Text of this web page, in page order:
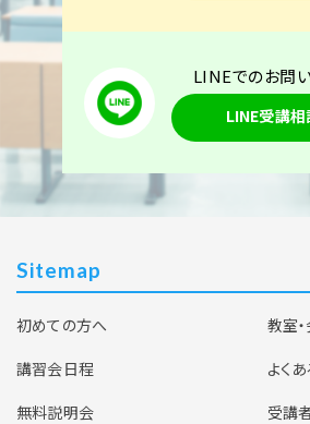
LINEでのお問
LINE受講相
Sitemap
初めての方へ
教室
講習会日程
よく
無料説明会
受講